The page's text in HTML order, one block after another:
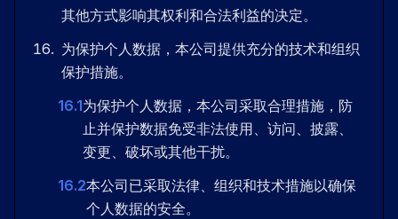
其他方式影响其权利和合法利益的决定。
为保护个人数据，本公司提供充分的技术和组织
保护措施。
16.1为保护个人数据，本公司采取合理措施，防
止并保护数据免受非法使用、访问、披露、
变更、破坏或其他干扰。
16.2本公司已采取法律、组织和技术措施以确保
个人数据的安全。